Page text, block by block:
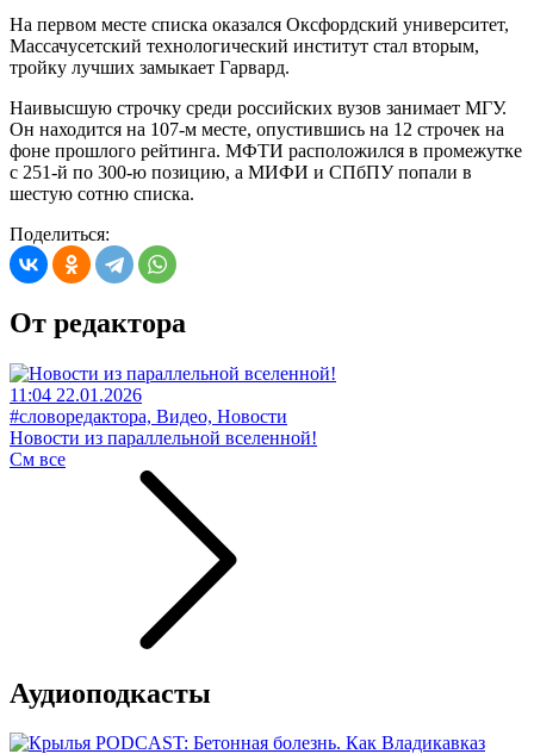
На первом месте списка оказался Оксфордский университет,
Массачусетский технологический институт стал вторым,
тройку лучших замыкает Гарвард.
Наивысшую строчку среди российских вузов занимает МГУ.
Он находится на 107-м месте, опустившись на 12 строчек на
фоне прошлого рейтинга. МФТИ расположился в промежутке
с 251-й по 300-ю позицию, а МИФИ и СПбПУ попали в
шестую сотню списка.
Поделиться:
От редактора
11:04 22.01.2026
#словоредактора, Видео, Новости
Новости из параллельной вселенной!
См все
Аудиоподкасты